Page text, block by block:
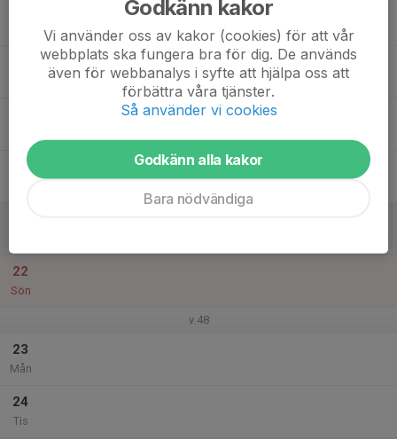
20
22
Sön
v.48
23
Mån
24
Tis
Godkänn kakor
Vi använder oss av kakor (cookies) för att vår
webbplats ska fungera bra för dig. De används
även för webbanalys i syfte att hjälpa oss att
förbättra våra tjänster.
Så använder vi cookies
Godkänn alla kakor
Bara nödvändiga